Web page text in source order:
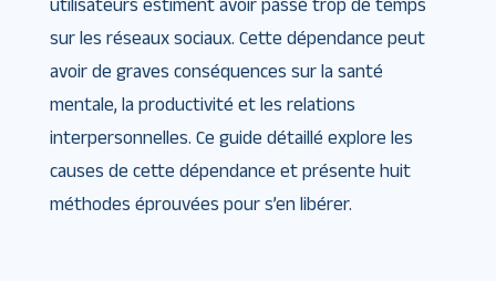
utilisateurs estiment avoir passé trop de temps
sur les réseaux sociaux. Cette dépendance peut
avoir de graves conséquences sur la santé
mentale, la productivité et les relations
interpersonnelles. Ce guide détaillé explore les
causes de cette dépendance et présente huit
méthodes éprouvées pour s’en libérer.